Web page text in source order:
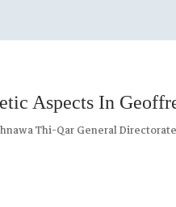
Aspects In
Thi-Qar General